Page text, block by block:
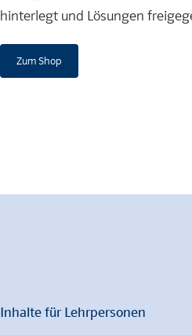
hinterlegt und Lösungen
Zum Shop
Inhalte für Lehrpersonen